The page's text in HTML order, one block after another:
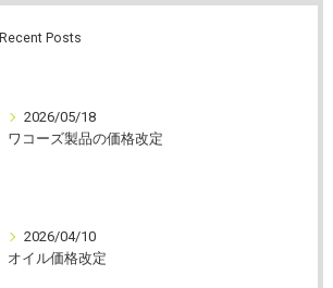
Recent Posts
2026/05/18
ワコーズ製品の価格改定
2026/04/10
オイル価格改定